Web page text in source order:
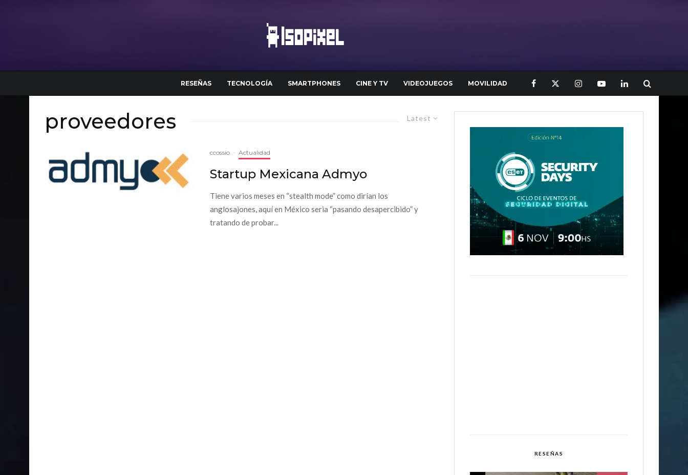
RESEÑAS TECNOLOGÍA SMARTPHONES CINE Y TV VIDEOJUEGOS MOVILIDAD
Latest
proveedores
ccossio · Actualidad
Startup Mexicana Admyo
Tiene varios meses en “stealth mode” como dirían los
anglosajones, aquí en México seria “pasando desapercibido” y
tratando de probar...
RESEÑAS